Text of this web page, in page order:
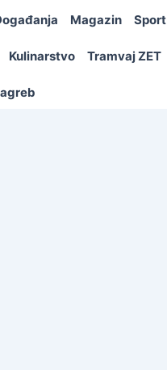
Magazin Sport
Kulinarstvo Tramvaj ZET